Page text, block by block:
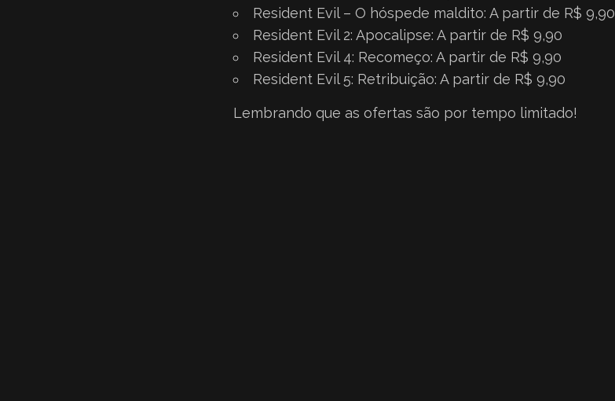
Resident Evil – O hóspede maldito: A partir de R$ 9,90
Resident Evil 2: Apocalipse: A partir de R$ 9,90
Resident Evil 4: Recomeço: A partir de R$ 9,90
Resident Evil 5: Retribuição: A partir de R$ 9,90
Lembrando que as ofertas são por tempo limitado!